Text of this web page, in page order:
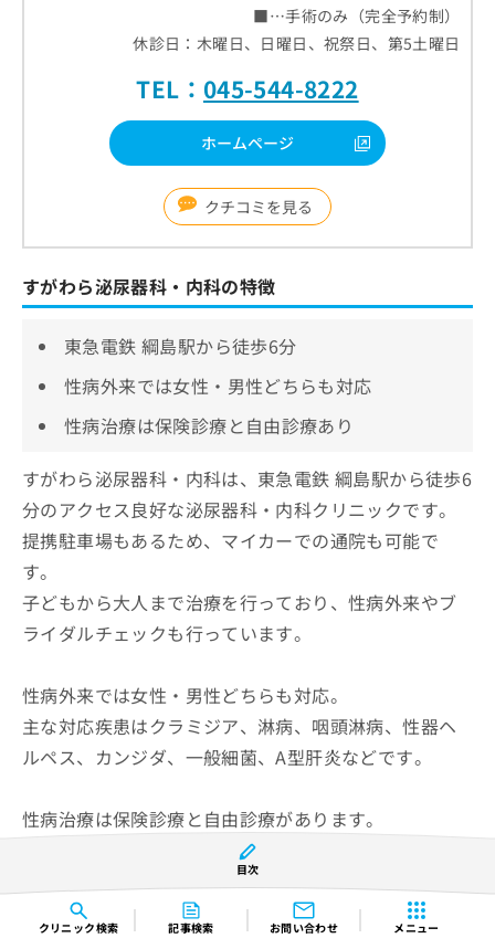
クリニック検索 記事検索 お問い合わせ メニュー
■…手術のみ（完全予約制）
休診日：木曜日、日曜日、祝祭日、第5土曜日
TEL： 045-544-8222
ホームページ
クチコミを見る
すがわら泌尿器科・内科の特徴
東急電鉄 綱島駅から徒歩6分
性病外来では女性・男性どちらも対応
性病治療は保険診療と自由診療あり
すがわら泌尿器科・内科は、東急電鉄 綱島駅から徒歩6
分のアクセス良好な泌尿器科・内科クリニックです。
提携駐車場もあるため、マイカーでの通院も可能で
す。
子どもから大人まで治療を行っており、性病外来やブ
ライダルチェックも行っています。
性病外来では女性・男性どちらも対応。
主な対応疾患はクラミジア、淋病、咽頭淋病、性器ヘ
ルペス、カンジダ、一般細菌、A型肝炎などです。
性病治療は保険診療と自由診療があります。
クラミジア感染症や淋病、尖圭コンジローマ、ヘルペ
ス、カンジダ、梅毒などは保険診療に対応していま
目次